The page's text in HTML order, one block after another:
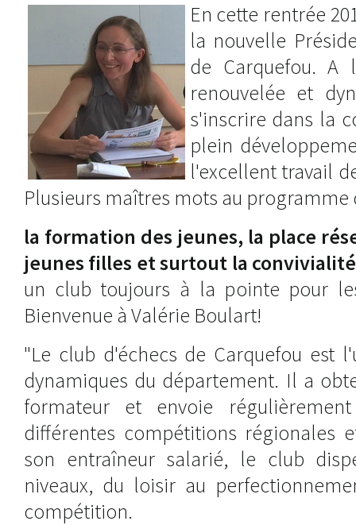
En cette rentrée
la nouvelle
de Carquefou. A
renouvelée et
s'inscrire dans la
plein
l'excellent travail
Plusieurs maîtres mots au programme
la formation des jeunes, la place
jeunes filles et surtout la
un club toujours à la pointe pour
Bienvenue à Valérie Boulart!
"Le club d'échecs de Carquefou est
dynamiques du département. Il a
formateur et envoie
différentes compétitions régionales
son entraîneur salarié, le club
niveaux, du loisir au
compétition.